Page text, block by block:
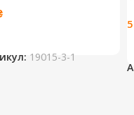
19015-3-1